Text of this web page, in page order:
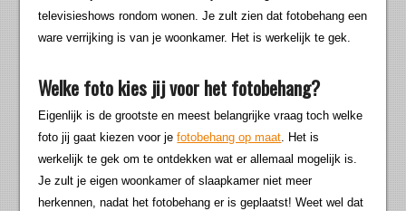
televisieshows rondom wonen. Je zult zien dat fotobehang een
ware verrijking is van je woonkamer. Het is werkelijk te gek.
Welke foto kies jij voor het fotobehang?
Eigenlijk is de grootste en meest belangrijke vraag toch welke
foto jij gaat kiezen voor jefotobehang op maat. Het is
werkelijk te gek om te ontdekken wat er allemaal mogelijk is.
Je zult je eigen woonkamer of slaapkamer niet meer
herkennen, nadat het fotobehang er is geplaatst! Weet wel dat